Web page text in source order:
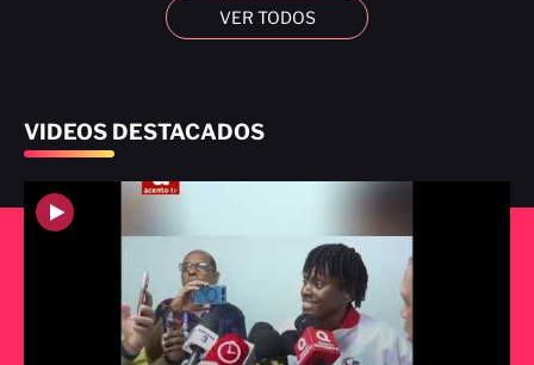
VER TODOS
VIDEOS DESTACADOS